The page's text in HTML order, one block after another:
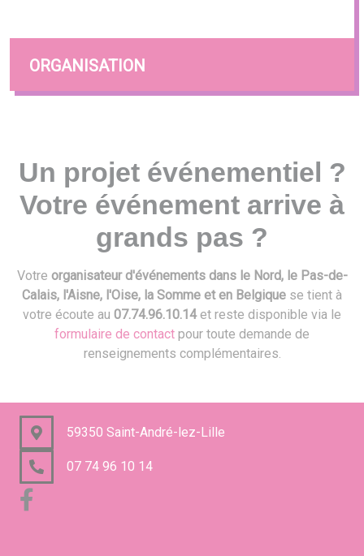
ORGANISATION
Un projet événementiel ?
Votre événement arrive à
grands pas ?
Votre organisateur d'événements dans le Nord, le Pas-de-
Calais, l'Aisne, l'Oise, la Somme et en Belgique se tient à
votre écoute au 07.74.96.10.14et reste disponible via le
formulaire de contact pour toute demande de
renseignements complémentaires.
59350 Saint-André-lez-Lille
07 74 96 10 14